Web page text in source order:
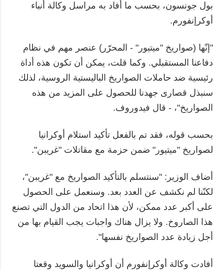
بول جونسون، بحسب ما أفاد به مراسل وكالة أنباء
أوكرإنفورم.
"إنّها (صواريخ "ميتيور" - المحرّر) عنصر مهم في نظام
دفاعنا المستقبلي. وكما قلت، يمكن أن تكون هذه أداة
رئيسية ضد حاملات الصواريخ الباليستية الروسية، لذلك
سنبذل قصارى جهدنا للحصول على المزيد من هذه
الصواريخ"، - قال فيدوروف.
بحسب قوله، فقد تم بالفعل تأكيد استلام أوكرانيا
لصواريخ "ميتيور" ضمن حزمة مع مقاتلات "غريبن".
أضاف الوزير: "سنتسلم بالتأكيد الصواريخ مع "غريبن"،
لكنّنا لم نكشف عن العدد بعد. وسنعمل على الحصول
على أكبر عدد ممكن، لأن هذا اتحاد من الدول التي تصنع
هذا الصاروخ. ولا يزال هناك واجبات يجب القيام بها من
أجل زيادة عدد الصواريخ نفسها".
أفادت وكالة أوكرإنفورم أن أوكرانيا والسويد وقعتا